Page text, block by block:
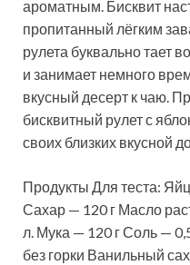
ароматным. Бисквит
пропитанный лёгким
рулета буквально тает
и занимает немного
вкусный десерт к чаю.
бисквитный рулет с
своих близких вкусной
Продукты Для теста:
Сахар — 120 г Масло
л. Мука — 120 г Соль —
без горки Ванильный